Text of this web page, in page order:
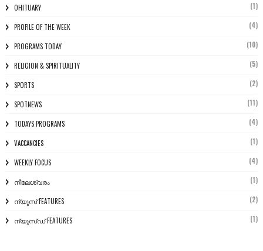
OHITUARY (1)
PROFILE OF THE WEEK (4)
PROGRAMS TODAY (10)
RELIGION & SPIRITUALITY (5)
SPORTS (2)
SPOTNEWS (11)
TODAYS PROGRAMS (4)
VACCANCIES (1)
WEEKLY FOCUS (4)
നീലേശ്വരം (1)
ന്യൂസ് FEATURES (2)
ന്യൂസ്ഡ് FEATURES (1)